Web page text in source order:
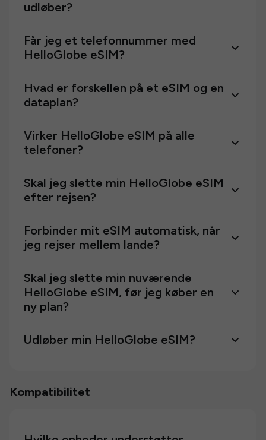
udløber?
Får jeg et telefonnummer med
HelloGlobe eSIM?
Hvad er forskellen på et eSIM og en
dataplan?
Virker HelloGlobe eSIM på alle
telefoner?
Skal jeg slette min HelloGlobe eSIM
efter rejsen?
Forbinder mit eSIM automatisk, når
jeg rejser mellem lande?
Skal jeg slette min nuværende
HelloGlobe eSIM, før jeg køber en
ny plan?
Udløber min HelloGlobe eSIM?
Kompatibilitet